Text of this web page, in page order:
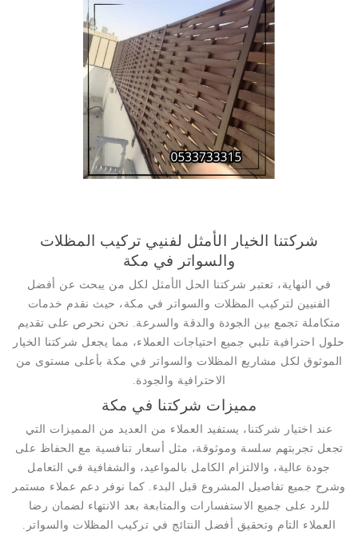
شركتنا الخيار الأمثل لفنيي تركيب المظلات
والسواتر في مكة
في النهاية، تعتبر شركتنا الحل الأمثل لكل من يبحث عن أفضل
الفنيين لتركيب المظلات والسواتر في مكة، حيث نقدم خدمات
متكاملة تجمع بين الجودة والدقة والسرعة. نحن نحرص على تقديم
حلول احترافية تلبي جميع احتياجات العملاء، مما يجعل شركتنا الخيار
الموثوق لكل مشاريع المظلات والسواتر في مكة بأعلى مستوى من
الاحترافية والجودة.
مميزات شركتنا في مكة
عند اختيار شركتنا، يستفيد العملاء من العديد من المميزات التي
تجعل تجربتهم سلسة وموثوقة، مثل أسعار تنافسية مع الحفاظ على
جودة عالية، والالتزام الكامل بالمواعيد، والشفافية في التعامل
وشرح جميع تفاصيل المشروع قبل البدء. كما نوفر دعم عملاء مستمر
للرد على جميع الاستفسارات والمتابعة بعد الانتهاء لضمان رضا
العملاء التام وتحقيق أفضل النتائج في تركيب المظلات والسواتر.